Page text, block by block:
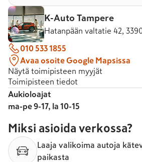
K-Auto Tampere
Hatanpään valtatie 42,
010 533 1855
Avaa osoite Google Mapsissa
Näytä toimipisteen myyjät
Toimipisteen tiedot
Aukioloajat
ma-pe 9-17, la 10-15
Miksi asioida verkossa?
Laaja valikoima autoja
paikasta